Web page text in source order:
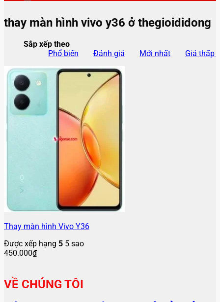
thay màn hình vivo y36 ở thegioididong
Sắp xếp theo
Phổ biến
Đánh giá Mới nhất Giá thấp
Thay màn hình Vivo Y36
Được xếp hạng 5 5 sao
450.000₫
VỀ CHÚNG TÔI